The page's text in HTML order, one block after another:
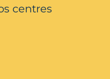
centres